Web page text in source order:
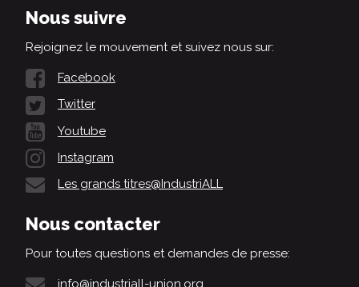
Nous suivre
Rejoignez le mouvement et suivez nous sur:
Facebook
Twitter
Youtube
Instagram
Les grands titres@IndustriALL
Nous contacter
Pour toutes questions et demandes de presse:
info@industriall-union.org